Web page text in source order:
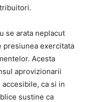
se arata neplacut
presiunea exercitata
Acesta
aprovizionarii
ca si in
sustine ca